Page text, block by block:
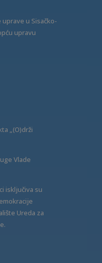
uprave u Sisačko-
upravu
„(O)drži
Vlade
isključiva su
Ureda za